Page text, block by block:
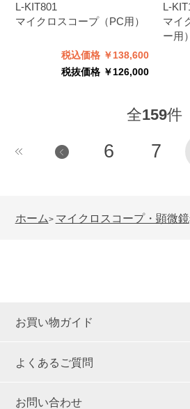
L-KIT801
マイクロスコープ（PC用）
税込価格 ￥138,600
税抜価格 ￥126,000
L-
マイ
ー用）
全159件
6 7
ホーム> マイクロスコープ・顕微鏡
お買い物ガイド
よくあるご質問
お問い合わせ